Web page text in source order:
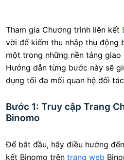
Tham gia Chương trình liên kết
vời để kiếm thu nhập thụ động
một trong những nền tảng giao
Hướng dẫn từng bước này sẽ
dụng tối đa mối quan hệ đối
Bước 1: Truy cập Trang
Binomo
Để bắt đầu, hãy điều hướng
kết Binomo trên trang web